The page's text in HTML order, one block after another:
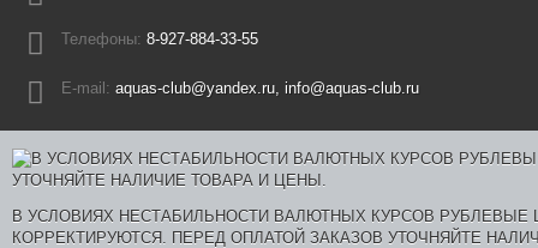
Телефоны: 8-927-884-33-55
E-mail: aquas-club@yandex.ru, info@aquas-club.ru
В УСЛОВИЯХ НЕСТАБИЛЬНОСТИ ВАЛЮТНЫХ КУРСОВ
КОРРЕКТИРУЮТСЯ. ПЕРЕД ОПЛАТОЙ ЗАКАЗОВ УТОЧНЯЙТЕ